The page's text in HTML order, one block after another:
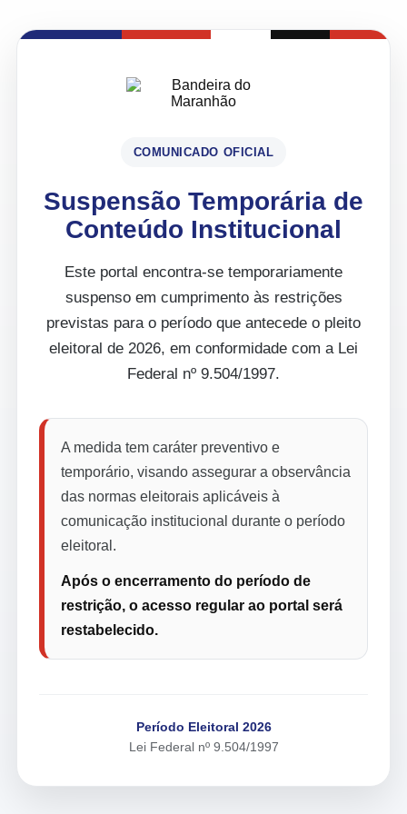
COMUNICADO OFICIAL
Suspensão Temporária de
Conteúdo Institucional
Este portal encontra-se temporariamente
suspenso em cumprimento às restrições
previstas para o período que antecede o pleito
eleitoral de 2026, em conformidade com a Lei
Federal nº 9.504/1997.
A medida tem caráter preventivo e
temporário, visando assegurar a observância
das normas eleitorais aplicáveis à
comunicação institucional durante o período
eleitoral.
Após o encerramento do período de
restrição, o acesso regular ao portal será
restabelecido.
Período Eleitoral 2026
Lei Federal nº 9.504/1997